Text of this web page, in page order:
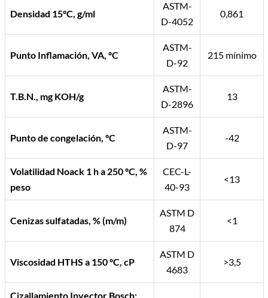
Densidad 15ºC, g/ml
ASTM-
D-4052
0,861
Punto Inflamación, VA, ºC
ASTM-
D-92
215 mínimo
T.B.N., mg KOH/g
ASTM-
D-2896
13
Punto de congelación, ºC
ASTM-
D-97
-42
Volatilidad Noack 1 h a 250 ºC, %
peso
CEC-L-
40-93
<13
Cenizas sulfatadas, % (m/m)
ASTM D
874
<1
Viscosidad HTHS a 150 ºC, cP
ASTM D
4683
>3,5
Cizallamiento Inyector Bosch: